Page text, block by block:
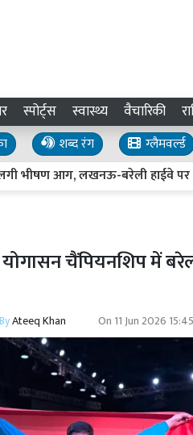
स्पोर्ट्स स्वास्थ्य वैचारिकी
शब्द रंग
ग्लैमवर्ल्ड
आग, लखनऊ-बरेली हाईवे पर तेज
चैंपियनशिप में
Ateeq Khan On 11 Jun 2026